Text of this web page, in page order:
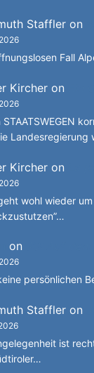
Staffler on
Fall
Kircher on
Landesregierung
Kircher on
wohl wieder um
on
persönlichen
Staffler on
ist